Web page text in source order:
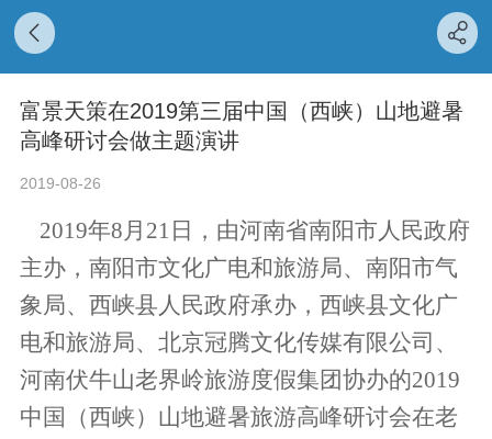
富景天策在2019第三届中国（西峡）山地避暑
高峰研讨会做主题演讲
2019-08-26
2019年8月21日，由河南省南阳市人民政府
主办，南阳市文化广电和旅游局、南阳市气
象局、西峡县人民政府承办，西峡县文化广
电和旅游局、北京冠腾文化传媒有限公司、
河南伏牛山老界岭旅游度假集团协办的2019
中国（西峡）山地避暑旅游高峰研讨会在老